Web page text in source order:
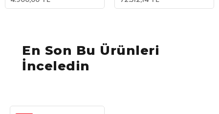
En Son Bu Ürünleri
İnceledin